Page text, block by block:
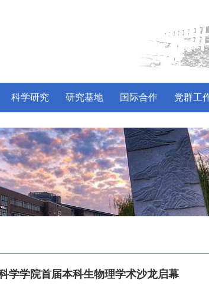
科学研究 研究基地 国际合作 党群工
学学院首届本科生物理学术沙龙启幕